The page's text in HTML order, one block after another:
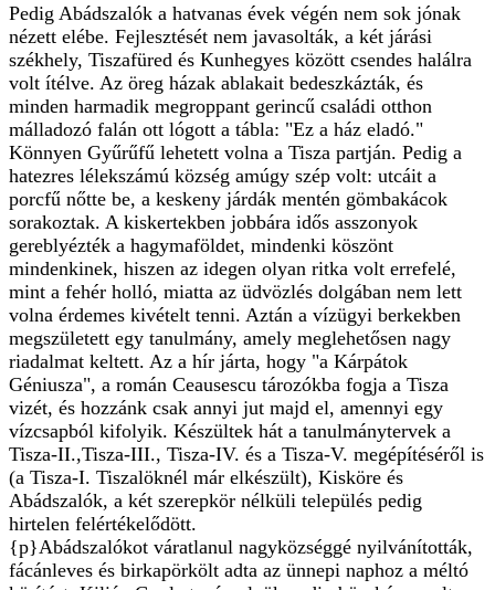
Pedig Abádszalók a hatvanas évek végén nem sok jónak
nézett elébe. Fejlesztését nem javasolták, a két járási
székhely, Tiszafüred és Kunhegyes között csendes halálra
volt ítélve. Az öreg házak ablakait bedeszkázták, és
minden harmadik megroppant gerincű családi otthon
málladozó falán ott lógott a tábla: "Ez a ház eladó."
Könnyen Gyűrűfű lehetett volna a Tisza partján. Pedig a
hatezres lélekszámú község amúgy szép volt: utcáit a
porcfű nőtte be, a keskeny járdák mentén gömbakácok
sorakoztak. A kiskertekben jobbára idős asszonyok
gereblyézték a hagymaföldet, mindenki köszönt
mindenkinek, hiszen az idegen olyan ritka volt errefelé,
mint a fehér holló, miatta az üdvözlés dolgában nem lett
volna érdemes kivételt tenni. Aztán a vízügyi berkekben
megszületett egy tanulmány, amely meglehetősen nagy
riadalmat keltett. Az a hír járta, hogy "a Kárpátok
Géniusza", a román Ceausescu tározókba fogja a Tisza
vizét, és hozzánk csak annyi jut majd el, amennyi egy
vízcsapból kifolyik. Készültek hát a tanulmánytervek a
Tisza-II.,Tisza-III., Tisza-IV. és a Tisza-V. megépítéséről is
(a Tisza-I. Tiszalöknél már elkészült), Kisköre és
Abádszalók, a két szerepkör nélküli település pedig
hirtelen felértékelődött.
{p}Abádszalókot váratlanul nagyközséggé nyilvánították,
fácánleves és birkapörkölt adta az ünnepi naphoz a méltó